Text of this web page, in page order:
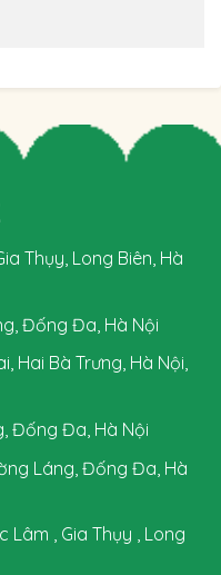
Thụy, Long Biên, Hà
Đống Đa, Hà Nội
Hai Bà Trưng, Hà Nội,
Đống Đa, Hà Nội
Láng, Đống Đa, Hà
Lâm , Gia Thụy , Long